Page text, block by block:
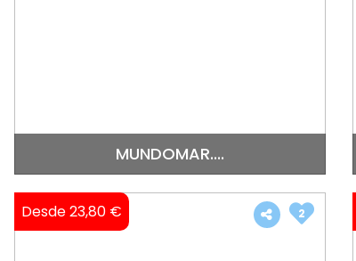
MUNDOMAR....
Desde 23,80 € 2